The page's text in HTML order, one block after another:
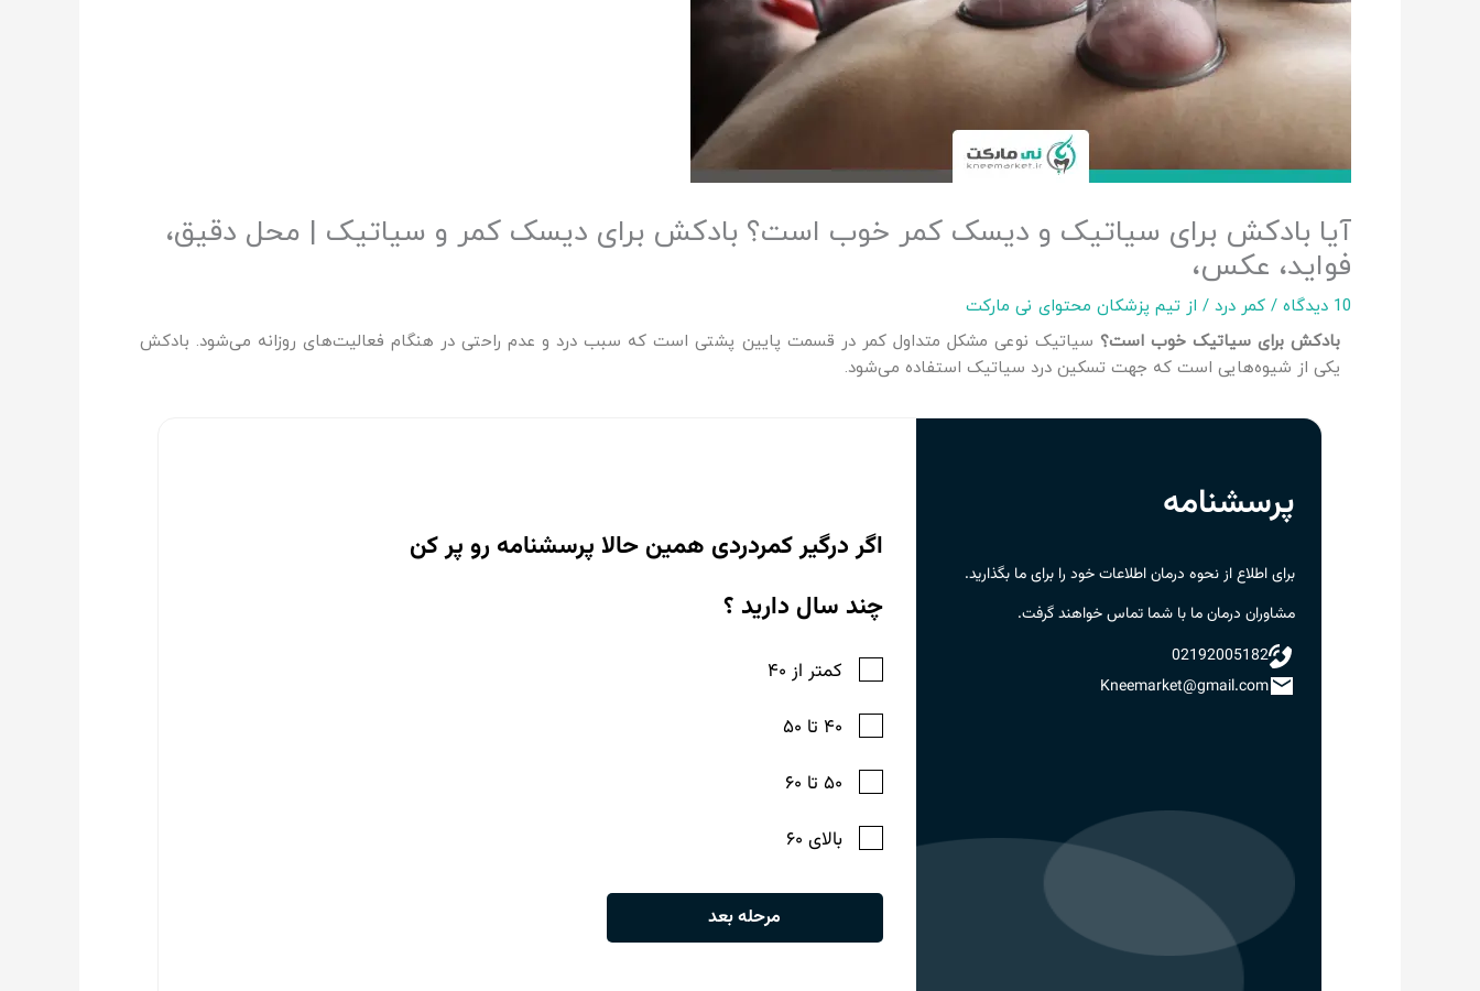
آیا بادکش برای سیاتیک و دیسک کمر خوب است؟ بادکش برای دیسک کمر و سیاتیک | محل دقیق،
فواید، عکس،
10 دیدگاه / کمر درد / از تیم پزشکان محتوای نی مارکت
بادکش برای سیاتیک خوب است؟ سیاتیک نوعی مشکل متداول کمر در قسمت پایین پشتی است که سبب درد و عدم راحتی در هنگام فعالیت‌های روزانه می‌شود. بادکش
یکی از شیوه‌هایی است که جهت تسکین درد سیاتیک استفاده می‌شود.